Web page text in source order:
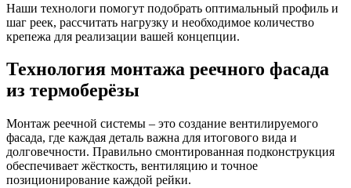
Наши технологи помогут подобрать оптимальный профиль и
шаг реек, рассчитать нагрузку и необходимое количество
крепежа для реализации вашей концепции.
Технология монтажа реечного фасада
из термоберёзы
Монтаж реечной системы – это создание вентилируемого
фасада, где каждая деталь важна для итогового вида и
долговечности. Правильно смонтированная подконструкция
обеспечивает жёсткость, вентиляцию и точное
позиционирование каждой рейки.